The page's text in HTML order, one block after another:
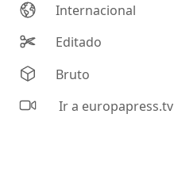
Internacional
Editado
Bruto
Ir a europapress.tv